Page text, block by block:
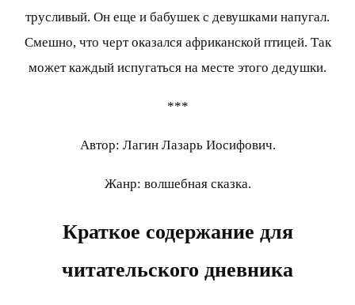
трусливый. Он еще и бабушек с девушками напугал.
Смешно, что черт оказался африканской птицей. Так
может каждый испугаться на месте этого дедушки.
***
Автор: Лагин Лазарь Иосифович.
Жанр: волшебная сказка.
Краткое содержание для
читательского дневника